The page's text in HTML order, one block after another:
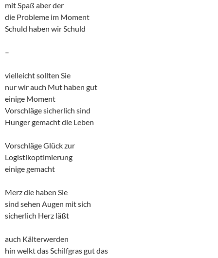
mit Spaß aber der
die Probleme im Moment
Schuld haben wir Schuld
–
vielleicht sollten Sie
nur wir auch Mut haben gut
einige Moment
Vorschläge sicherlich sind
Hunger gemacht die Leben
Vorschläge Glück zur
Logistikoptimierung
einige gemacht
Merz die haben Sie
sind sehen Augen mit sich
sicherlich Herz läßt
auch Kälterwerden
hin welkt das Schilfgras gut das